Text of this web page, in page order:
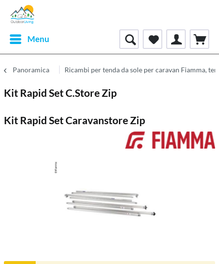
Menu
Panoramica Ricambi per tenda da sole per caravan Fiamma,
Kit Rapid Set C.Store Zip
Kit Rapid Set Caravanstore Zip